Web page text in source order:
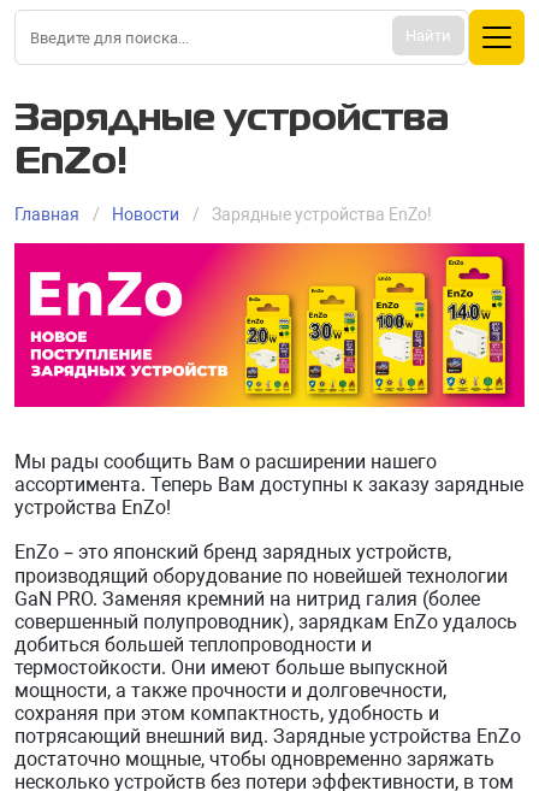
Найти
Зарядные устройства
EnZo!
Главная Новости Зарядные устройства EnZo!
Мы рады сообщить Вам о расширении нашего
ассортимента. Теперь Вам доступны к заказу зарядные
устройства EnZo!
EnZo – это японский бренд зарядных устройств,
производящий оборудование по новейшей технологии
GaN PRO. Заменяя кремний на нитрид галия (более
совершенный полупроводник), зарядкам EnZo удалось
добиться большей теплопроводности и
термостойкости. Они имеют больше выпускной
мощности, а также прочности и долговечности,
сохраняя при этом компактность, удобность и
потрясающий внешний вид. Зарядные устройства EnZo
достаточно мощные, чтобы одновременно заряжать
несколько устройств без потери эффективности, в том